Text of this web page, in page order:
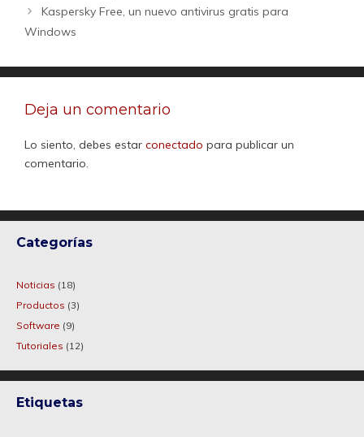
Kaspersky Free, un nuevo antivirus gratis para
Windows
Deja un comentario
Lo siento, debes estar conectado para publicar un
comentario.
Categorías
Noticias (18)
Productos (3)
Software (9)
Tutoriales (12)
Etiquetas